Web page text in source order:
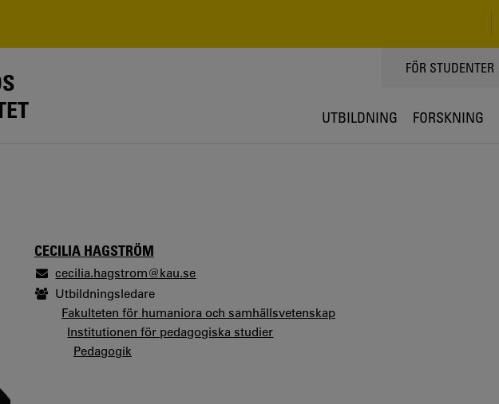
TOPPMENY
FÖR STUDENTER
UTBILDNING FORSKNING
CECILIA HAGSTRÖM
cecilia.hagstrom@kau.se
Utbildningsledare
Fakulteten för humaniora och samhällsvetenskap
Institutionen för pedagogiska studier
Pedagogik